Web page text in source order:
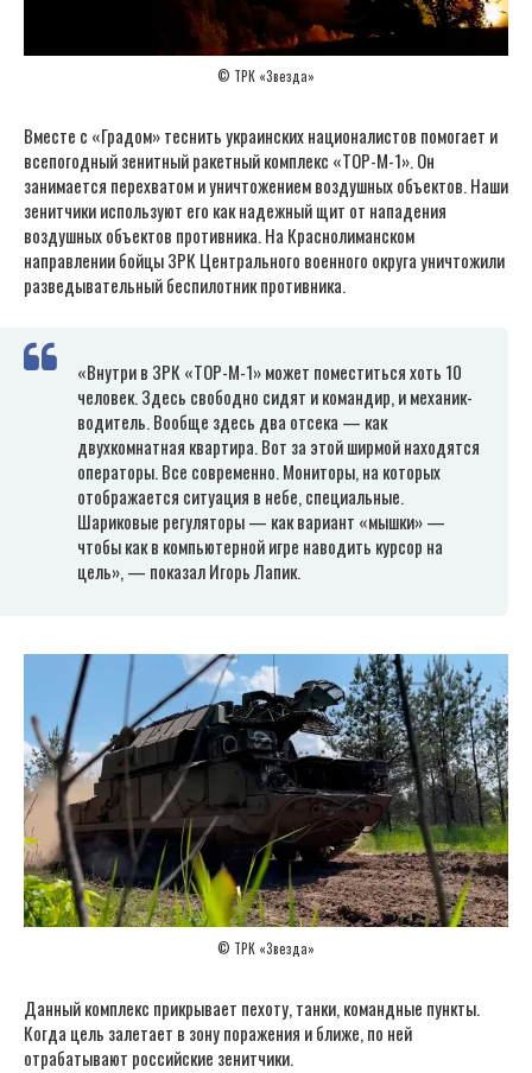
© ТРК «Звезда»
Вместе с «Градом» теснить украинских националистов помогает и
всепогодный зенитный ракетный комплекс «ТОР-М-1». Он
занимается перехватом и уничтожением воздушных объектов. Наши
зенитчики используют его как надежный щит от нападения
воздушных объектов противника. На Краснолиманском
направлении бойцы ЗРК Центрального военного округа уничтожили
разведывательный беспилотник противника.
«Внутри в ЗРК «ТОР-М-1» может поместиться хоть 10
человек. Здесь свободно сидят и командир, и механик-
водитель. Вообще здесь два отсека — как
двухкомнатная квартира. Вот за этой ширмой находятся
операторы. Все современно. Мониторы, на которых
отображается ситуация в небе, специальные.
Шариковые регуляторы — как вариант «мышки» —
чтобы как в компьютерной игре наводить курсор на
цель», — показал Игорь Лапик.
© ТРК «Звезда»
Данный комплекс прикрывает пехоту, танки, командные пункты.
Когда цель залетает в зону поражения и ближе, по ней
отрабатывают российские зенитчики.